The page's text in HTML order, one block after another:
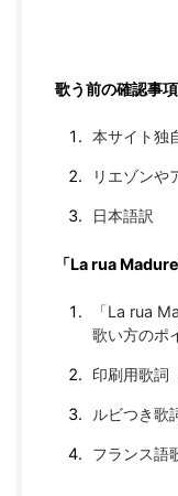
歌う前の確認事項
本サイト独
リエゾンや
日本語訳
「La rua
「La rua
歌い方のポ
印刷用歌詞
ルビつき歌
フランス語